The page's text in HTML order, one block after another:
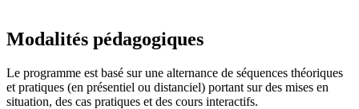
Modalités pédagogiques
Le programme est basé sur une alternance de séquences théoriques
et pratiques (en présentiel ou distanciel) portant sur des mises en
situation, des cas pratiques et des cours interactifs.